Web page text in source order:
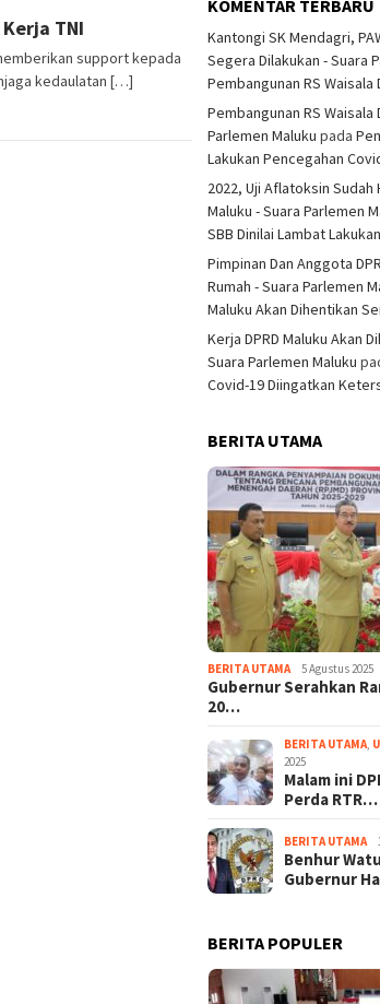
TNI
support kepada
kedaulatan […]
KOMENTAR TERBARU
Kantongi SK Mendagri,
Segera Dilakukan - Suara
Pembangunan RS Waisala
Pembangunan RS Waisala
Parlemen Maluku pada
Lakukan Pencegahan
2022, Uji Aflatoksin Sudah
Maluku - Suara Parlemen
SBB Dinilai Lambat
Pimpinan Dan Anggota
Rumah - Suara Parlemen
Maluku Akan Dihentikan
Kerja DPRD Maluku Akan
Suara Parlemen Maluku
Covid-19 Diingatkan
BERITA UTAMA
BERITA UTAMA 5 Agustus 2025
Gubernur Serahkan
20…
BERITA UTAMA
2025
Malam ini
Perda RTR…
BERITA UTAMA
Benhur
Gubernur
BERITA POPULER